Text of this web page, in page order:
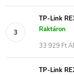
TP-Link
Raktáron
33 929 Ft
TP-Link